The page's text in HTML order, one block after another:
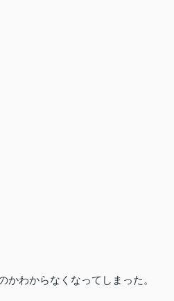
わからなくなってしまった。